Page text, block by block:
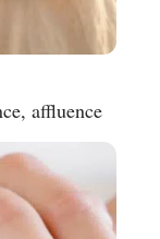
affluence